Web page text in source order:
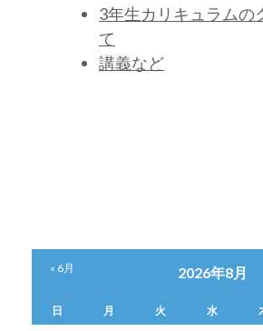
3年生カリキュラムの
て
講義など
2026年8月
日 月 火 水
« 6月